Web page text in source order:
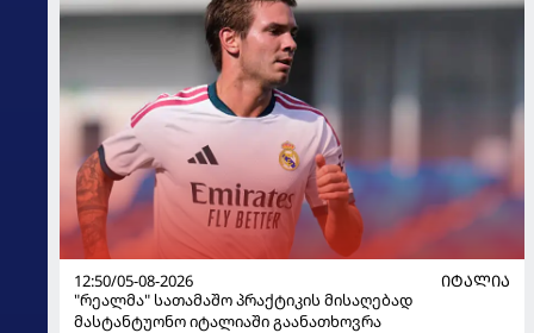
12:50/05-08-2026
ᲘᲢᲐᲚᲘᲐ
"რეალმა" სათამაშო პრაქტიკის მისაღებად
მასტანტუონო იტალიაში გაანათხოვრა